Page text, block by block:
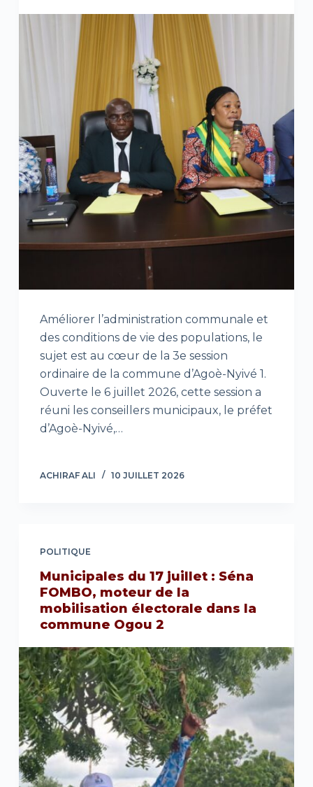
Améliorer l’administration communale et
des conditions de vie des populations, le
sujet est au cœur de la 3e session
ordinaire de la commune d’Agoè-Nyivé 1.
Ouverte le 6 juillet 2026, cette session a
réuni les conseillers municipaux, le préfet
d’Agoè-Nyivé,…
ACHIRAF ALI 10 JUILLET 2026
POLITIQUE
Municipales du 17 juillet : Séna
FOMBO, moteur de la
mobilisation électorale dans la
commune Ogou 2